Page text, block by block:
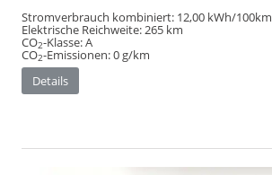
Stromverbrauch kombiniert: 12,00 kWh/100km
Elektrische Reichweite: 265 km
CO2-Klasse:A
CO2-Emissionen:0 g/km
Details